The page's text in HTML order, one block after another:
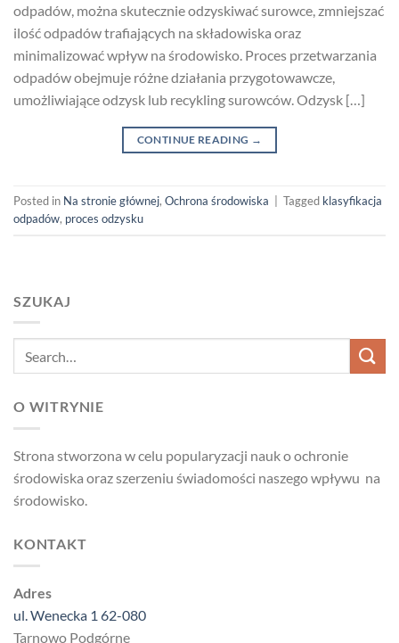
odpadów, można skutecznie odzyskiwać surowce, zmniejszać
ilość odpadów trafiających na składowiska oraz
minimalizować wpływ na środowisko. Proces przetwarzania
odpadów obejmuje różne działania przygotowawcze,
umożliwiające odzysk lub recykling surowców. Odzysk […]
CONTINUE READING →
Posted in Na stronie głównej, Ochrona środowiska Tagged klasyfikacja
odpadów, proces odzysku
SZUKAJ
O WITRYNIE
Strona stworzona w celu popularyzacji nauk o ochronie
środowiska oraz szerzeniu świadomości naszego wpływu na
środowisko.
KONTAKT
Adres
ul. Wenecka 1 62-080
Tarnowo Podgórne